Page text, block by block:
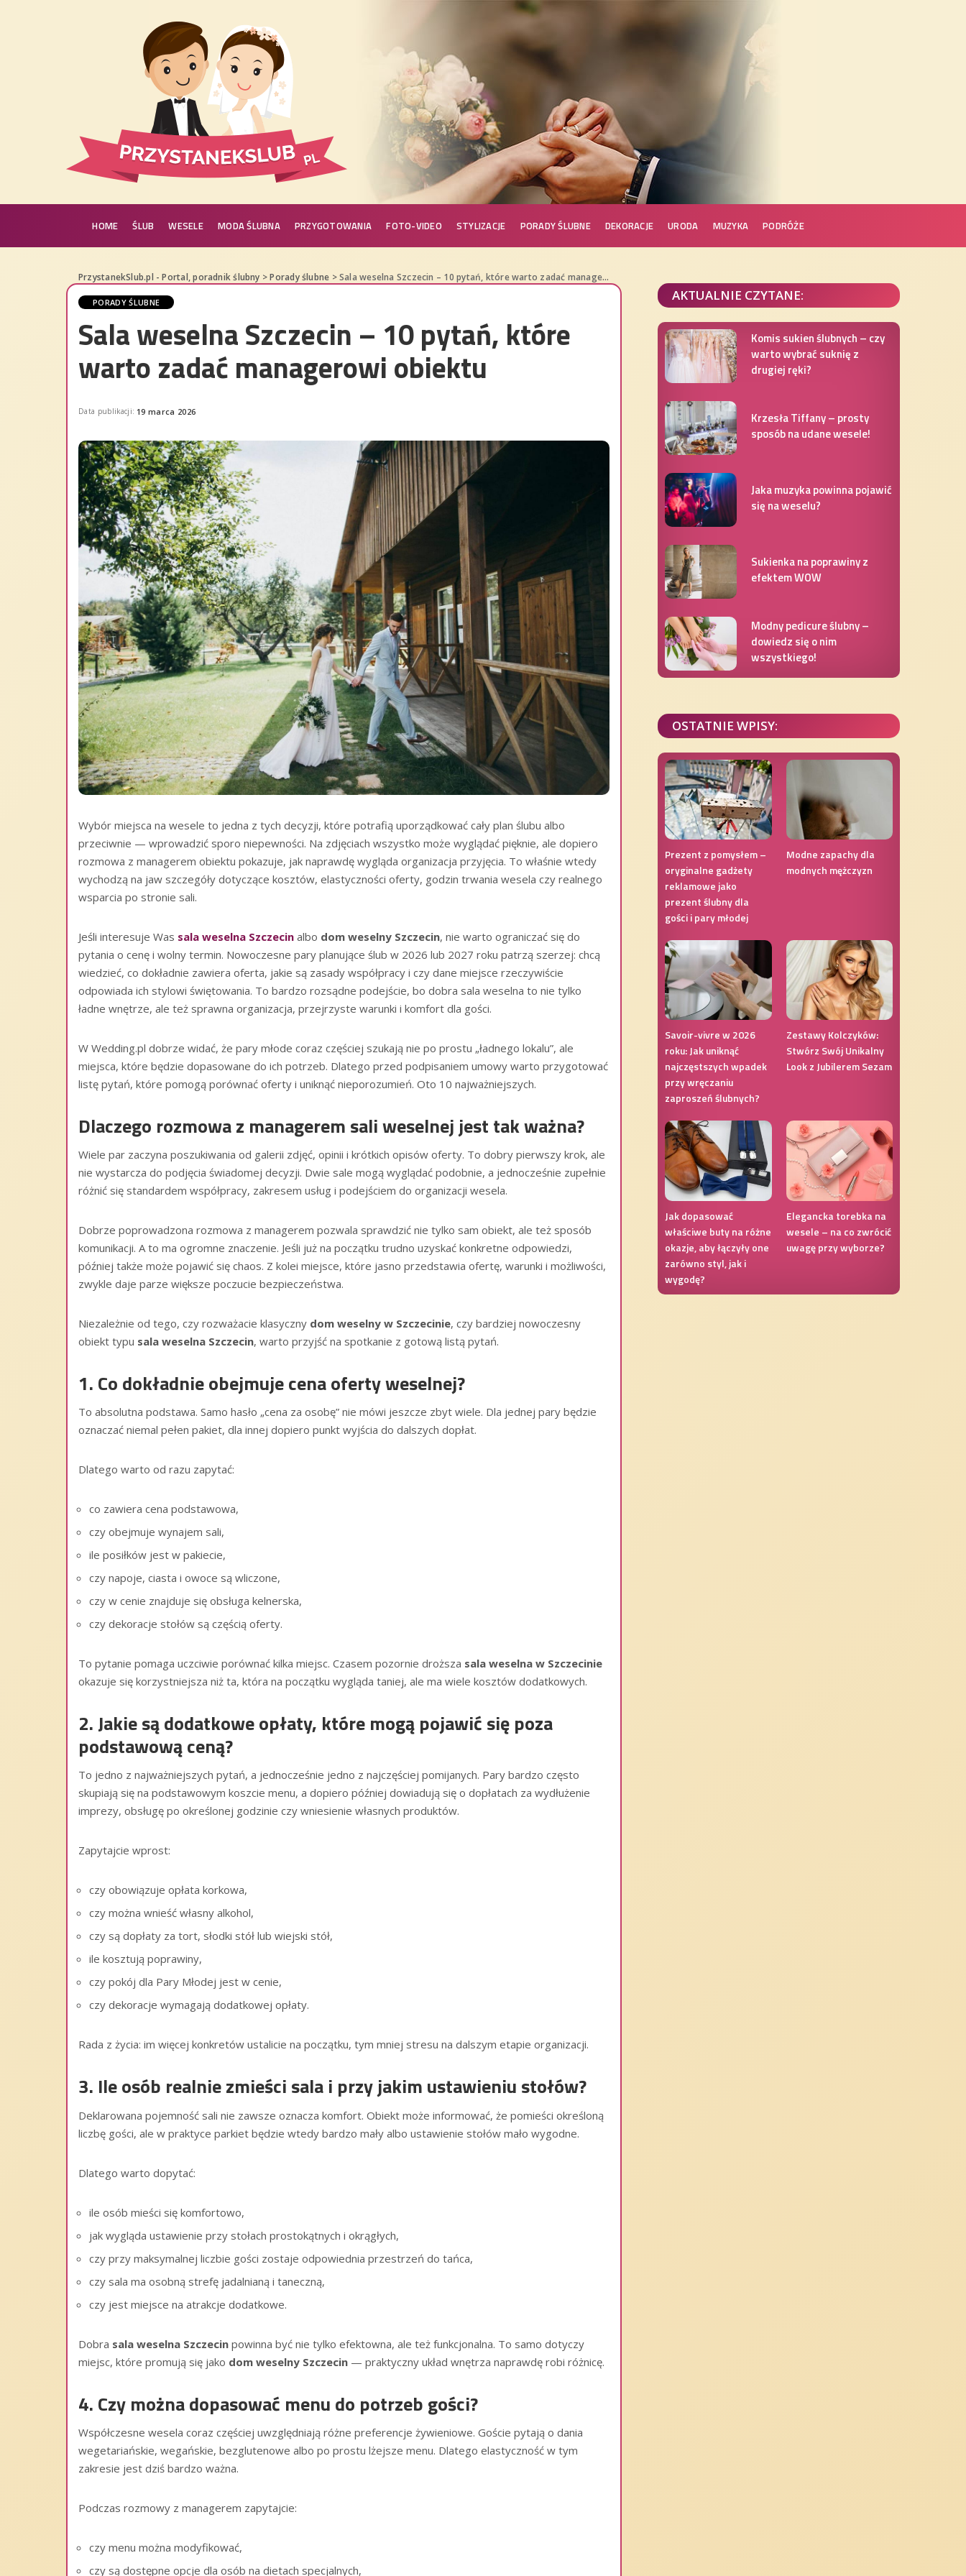
HOME ŚLUB WESELE MODA ŚLUBNA PRZYGOTOWANIA FOTO-VIDEO STYLIZACJE PORADY ŚLUBNE DEKORACJE URODA MUZYKA PODRÓŻE
PrzystanekSlub.pl - Portal, poradnik ślubny >Porady ślubne >Sala weselna Szczecin – 10 pytań, które warto zadać managerowi obiektu
PORADY ŚLUBNE
Sala weselna Szczecin – 10 pytań, które
warto zadać managerowi obiektu
Data publikacji: 19 marca 2026
Wybór miejsca na wesele to jedna z tych decyzji, które potrafią uporządkować cały plan ślubu albo
przeciwnie — wprowadzić sporo niepewności. Na zdjęciach wszystko może wyglądać pięknie, ale dopiero
rozmowa z managerem obiektu pokazuje, jak naprawdę wygląda organizacja przyjęcia. To właśnie wtedy
wychodzą na jaw szczegóły dotyczące kosztów, elastyczności oferty, godzin trwania wesela czy realnego
wsparcia po stronie sali.
Jeśli interesuje Was sala weselna Szczecin albo dom weselny Szczecin, nie warto ograniczać się do
pytania o cenę i wolny termin. Nowoczesne pary planujące ślub w 2026 lub 2027 roku patrzą szerzej: chcą
wiedzieć, co dokładnie zawiera oferta, jakie są zasady współpracy i czy dane miejsce rzeczywiście
odpowiada ich stylowi świętowania. To bardzo rozsądne podejście, bo dobra sala weselna to nie tylko
ładne wnętrze, ale też sprawna organizacja, przejrzyste warunki i komfort dla gości.
W Wedding.pl dobrze widać, że pary młode coraz częściej szukają nie po prostu „ładnego lokalu”, ale
miejsca, które będzie dopasowane do ich potrzeb. Dlatego przed podpisaniem umowy warto przygotować
listę pytań, które pomogą porównać oferty i uniknąć nieporozumień. Oto 10 najważniejszych.
Dlaczego rozmowa z managerem sali weselnej jest tak ważna?
Wiele par zaczyna poszukiwania od galerii zdjęć, opinii i krótkich opisów oferty. To dobry pierwszy krok, ale
nie wystarcza do podjęcia świadomej decyzji. Dwie sale mogą wyglądać podobnie, a jednocześnie zupełnie
różnić się standardem współpracy, zakresem usług i podejściem do organizacji wesela.
Dobrze poprowadzona rozmowa z managerem pozwala sprawdzić nie tylko sam obiekt, ale też sposób
komunikacji. A to ma ogromne znaczenie. Jeśli już na początku trudno uzyskać konkretne odpowiedzi,
później także może pojawić się chaos. Z kolei miejsce, które jasno przedstawia ofertę, warunki i możliwości,
zwykle daje parze większe poczucie bezpieczeństwa.
Niezależnie od tego, czy rozważacie klasyczny dom weselny w Szczecinie, czy bardziej nowoczesny
obiekt typu sala weselna Szczecin, warto przyjść na spotkanie z gotową listą pytań.
1. Co dokładnie obejmuje cena oferty weselnej?
To absolutna podstawa. Samo hasło „cena za osobę” nie mówi jeszcze zbyt wiele. Dla jednej pary będzie
oznaczać niemal pełen pakiet, dla innej dopiero punkt wyjścia do dalszych dopłat.
Dlatego warto od razu zapytać:
co zawiera cena podstawowa,
czy obejmuje wynajem sali,
ile posiłków jest w pakiecie,
czy napoje, ciasta i owoce są wliczone,
czy w cenie znajduje się obsługa kelnerska,
czy dekoracje stołów są częścią oferty.
To pytanie pomaga uczciwie porównać kilka miejsc. Czasem pozornie droższa sala weselna w Szczecinie
okazuje się korzystniejsza niż ta, która na początku wygląda taniej, ale ma wiele kosztów dodatkowych.
2. Jakie są dodatkowe opłaty, które mogą pojawić się poza
podstawową ceną?
To jedno z najważniejszych pytań, a jednocześnie jedno z najczęściej pomijanych. Pary bardzo często
skupiają się na podstawowym koszcie menu, a dopiero później dowiadują się o dopłatach za wydłużenie
imprezy, obsługę po określonej godzinie czy wniesienie własnych produktów.
Zapytajcie wprost:
czy obowiązuje opłata korkowa,
czy można wnieść własny alkohol,
czy są dopłaty za tort, słodki stół lub wiejski stół,
ile kosztują poprawiny,
czy pokój dla Pary Młodej jest w cenie,
czy dekoracje wymagają dodatkowej opłaty.
Rada z życia: im więcej konkretów ustalicie na początku, tym mniej stresu na dalszym etapie organizacji.
3. Ile osób realnie zmieści sala i przy jakim ustawieniu stołów?
Deklarowana pojemność sali nie zawsze oznacza komfort. Obiekt może informować, że pomieści określoną
liczbę gości, ale w praktyce parkiet będzie wtedy bardzo mały albo ustawienie stołów mało wygodne.
Dlatego warto dopytać:
ile osób mieści się komfortowo,
jak wygląda ustawienie przy stołach prostokątnych i okrągłych,
czy przy maksymalnej liczbie gości zostaje odpowiednia przestrzeń do tańca,
czy sala ma osobną strefę jadalnianą i taneczną,
czy jest miejsce na atrakcje dodatkowe.
Dobra sala weselna Szczecin powinna być nie tylko efektowna, ale też funkcjonalna. To samo dotyczy
miejsc, które promują się jako dom weselny Szczecin — praktyczny układ wnętrza naprawdę robi różnicę.
4. Czy można dopasować menu do potrzeb gości?
Współczesne wesela coraz częściej uwzględniają różne preferencje żywieniowe. Goście pytają o dania
wegetariańskie, wegańskie, bezglutenowe albo po prostu lżejsze menu. Dlatego elastyczność w tym
zakresie jest dziś bardzo ważna.
Podczas rozmowy z managerem zapytajcie:
czy menu można modyfikować,
czy są dostępne opcje dla osób na dietach specjalnych,
AKTUALNIE CZYTANE:
Komis sukien ślubnych – czy
warto wybrać suknię z
drugiej ręki?
Krzesła Tiffany – prosty
sposób na udane wesele!
Jaka muzyka powinna pojawić
się na weselu?
Sukienka na poprawiny z
efektem WOW
Modny pedicure ślubny –
dowiedz się o nim
wszystkiego!
OSTATNIE WPISY:
Prezent z pomysłem –
oryginalne gadżety
reklamowe jako
prezent ślubny dla
gości i pary młodej
Modne zapachy dla
modnych mężczyzn
Savoir-vivre w 2026
roku: Jak uniknąć
najczęstszych wpadek
przy wręczaniu
zaproszeń ślubnych?
Zestawy Kolczyków:
Stwórz Swój Unikalny
Look z Jubilerem Sezam
Jak dopasować
właściwe buty na różne
okazje, aby łączyły one
zarówno styl, jak i
wygodę?
Elegancka torebka na
wesele – na co zwrócić
uwagę przy wyborze?